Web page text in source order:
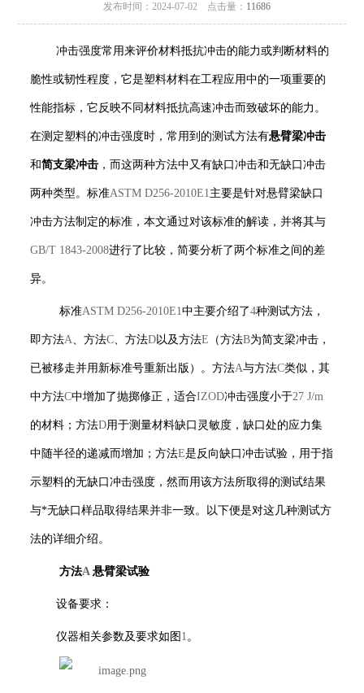
发布时间：2024-07-02 点击量： 11686
冲击强度常用来评价材料抵抗冲击的能力或判断材料的
脆性或韧性程度，它是塑料材料在工程应用中的一项重要的
性能指标，它反映不同材料抵抗高速冲击而致破坏的能力。
在测定塑料的冲击强度时，常用到的测试方法有悬臂梁冲击
和简支梁冲击 ，而这两种方法中又有缺口冲击和无缺口冲击
两种类型。标准ASTM D256-2010E1主要是针对悬臂梁缺口
冲击方法制定的标准，本文通过对该标准的解读，并将其与
GB/T 1843-2008进行了比较，简要分析了两个标准之间的差
异。
标准ASTM D256-2010E1中主要介绍了4种测试方法，
即方法A、方法C、方法D以及方法E （方法B为简支梁冲击，
已被移走并用新标准号重新出版）。方法A与方法C类似，其
中方法C中增加了抛掷修正，适合IZOD冲击强度小于27 J/m
的材料；方法D用于测量材料缺口灵敏度，缺口处的应力集
中随半径的递减而增加；方法E是反向缺口冲击试验，用于指
示塑料的无缺口冲击强度，然而用该方法所取得的测试结果
与*无缺口样品取得结果并非一致。以下便是对这几种测试方
法的详细介绍。
方法A悬臂梁试验
设备要求：
仪器相关参数及要求如图 1。